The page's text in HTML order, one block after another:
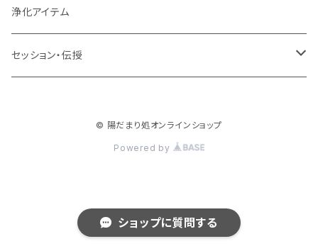
浄化アイテム
セッション・伝授
© 陽だまり処オンラインショップ
Powered by
ショップに質問する